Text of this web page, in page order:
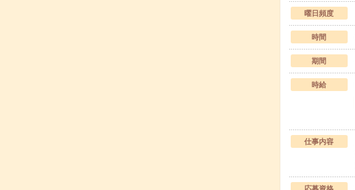
曜日頻度
時間
期間
時給
仕事内容